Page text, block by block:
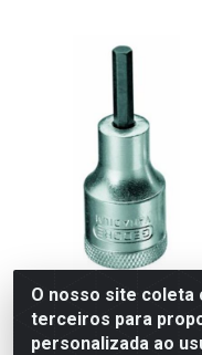
CHAVE SOQUETE
HEXAGONAL 14MM
1/2” GEDORE REF ...
O nosso site coleta
terceiros para
personalizada ao